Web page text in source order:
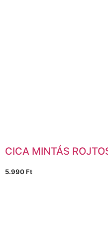
CICA MINTÁS
5.990Ft